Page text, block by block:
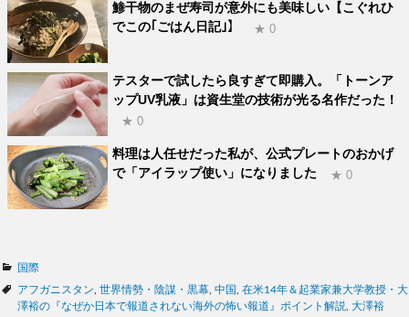
鯵干物のまぜ寿司が意外にも美味しい【こぐれひ
でこの｢ごはん日記｣】
★ 0
テスターで試したら良すぎて即購入。「トーンア
ップUV乳液」は資生堂の技術が光る名作だった！
★ 0
料理は人任せだった私が、公式プレートのおかげ
で「アイラップ使い」になりました
★ 0
カ
テ
ゴ
国際
タ
グ
アフガニスタン 世界情勢・陰謀・黒幕 中国
在米14年＆起業家兼大学教授・大
澤裕の『なぜか日本で報道されない海外の怖い報道』ポイント解説 大澤裕